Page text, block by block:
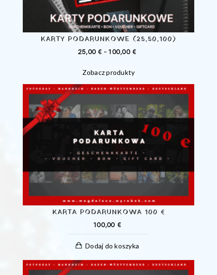
KARTY PODARUNKOWE (25,50,100)
25,00 € – 100,00 €
25,00 €
DO
100,00 €
Zobacz produkty
KARTA PODARUNKOWA 100 €
100,00 €
Dodaj do koszyka